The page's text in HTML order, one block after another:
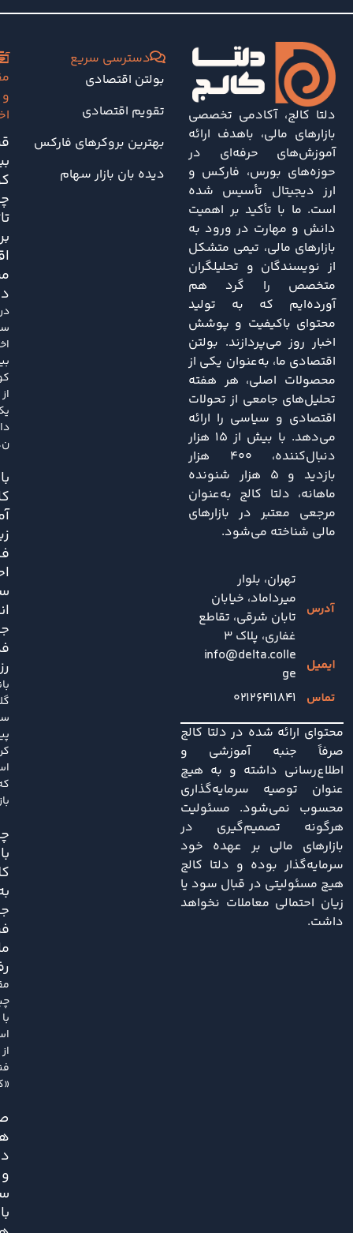
دلتا کالج، آکادمی تخصصی
بازارهای مالی، باهدف ارائه
آموزش‌های حرفه‌ای در
حوزه‌های بورس، فارکس و
ارز دیجیتال تأسیس شده
است. ما با تأکید بر اهمیت
دانش و مهارت در ورود به
بازارهای مالی، تیمی متشکل
از نویسندگان و تحلیلگران
متخصص را گرد هم
آورده‌ایم که به تولید
محتوای باکیفیت و پوشش
اخبار روز می‌پردازند. بولتن
اقتصادی ما، به‌عنوان یکی از
محصولات اصلی، هر هفته
تحلیل‌های جامعی از تحولات
اقتصادی و سیاسی را ارائه
می‌دهد. با بیش از ۱۵ هزار
دنبال‌کننده، ۴۰۰ هزار
بازدید و ۵ هزار شنونده
ماهانه، دلتا کالج به‌عنوان
مرجعی معتبر در بازارهای
مالی شناخته می‌شود.
تهران، بلوار
میرداماد، خیابان
تابان شرقی، تقاطع
غفاری، پلاک 3
info@delta.colle
ge
۰۲۱۲۶۴۱۱۸۴۱
محتوای ارائه شده در دلتا کالج
صرفاً جنبه آموزشی و
اطلاع‌رسانی داشته و به هیچ
عنوان توصیه سرمایه‌گذاری
محسوب نمی‌شود. مسئولیت
هرگونه تصمیم‌گیری در
بازارهای مالی بر عهده خود
سرمایه‌گذار بوده و دلتا کالج
هیچ مسئولیتی در قبال سود یا
زیان احتمالی معاملات نخواهد
داشت.
دسترسی سریع
بولتن اقتصادی
تقویم اقتصادی
بهترین بروکرهای فارکس
دیده بان بازار سهام
و
بر
در
از
با
با
از
و